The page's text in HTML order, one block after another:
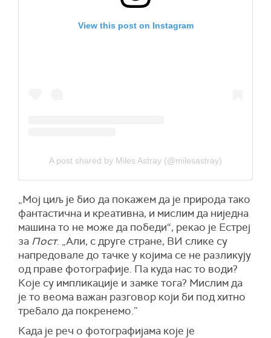
View this post on Instagram
A post shared by Miles Astray (@milesastray)
„Мој циљ је био да покажем да је природа тако
фантастична и креативна, и мислим да ниједна
машина то не може да победи“, рекао је Естреј
за Пост. „Али, с друге стране, ВИ слике су
напредовале до тачке у којима се не разликују
од праве фотографије. Па куда нас то води?
Које су импликације и замке тога? Мислим да
је то веома важан разговор који би под хитно
требало да покренемо.”
Када је реч о фотографијама које је